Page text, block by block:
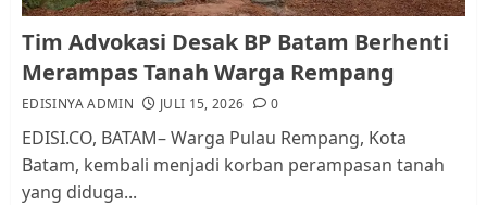
Kader Pajak jadi Penghubung
Pemerintah dan Masyarakat di
Lingkungan RT/RW
AGUSTUS 1, 2026
Tim Advokasi Desak BP Batam Berhenti
Merampas Tanah Warga Rempang
EDISINYA ADMIN JULI 15, 2026 0
EDISI.CO, BATAM– Warga Pulau Rempang, Kota
Batam, kembali menjadi korban perampasan tanah
yang diduga...